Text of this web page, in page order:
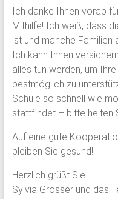
Ich danke Ihnen vorab
Mithilfe! Ich weiß, dass
ist und manche Familien
Ich kann Ihnen
alles tun werden, um
bestmöglich zu
Schule so schnell wie
stattfindet – bitte helfen
Auf eine gute
bleiben Sie gesund!
Herzlich grüßt Sie
Sylvia Grosser und das